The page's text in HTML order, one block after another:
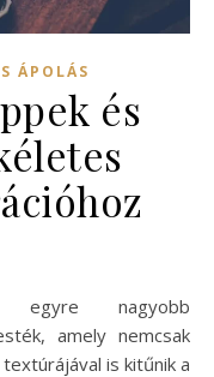
ÁPOLÁS
és
amely nemcsak
is kitűnik a